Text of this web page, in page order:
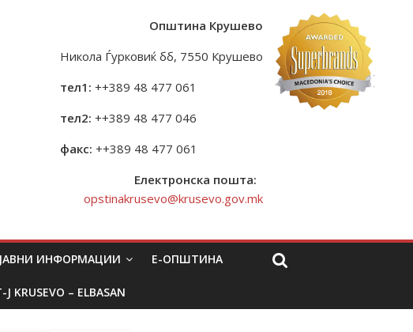
Општина Крушево
Никола Ѓурковиќ бб, 7550 Крушево
тел1: ++389 48 477 061
тел2: ++389 48 477 046
факс: ++389 48 477 061
Електронска пошта:
opstinakrusevo@krusevo.gov.mk
ЈАВНИ ИНФОРМАЦИИ Е-ОПШТИНА
J KRUSEVO – ELBASAN